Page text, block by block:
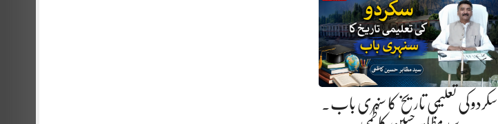
سکردو کی تعلیمی تاریخ کا سنہری باب.